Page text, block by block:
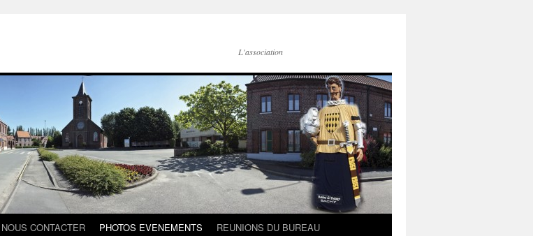
L'association
NOUS CONTACTER PHOTOS EVENEMENTS REUNIONS DU BUREAU